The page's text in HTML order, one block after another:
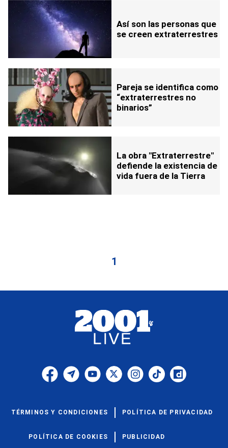
Así son las personas que
se creen extraterrestres
Pareja se identifica como
“extraterrestres no
binarios”
La obra "Extraterrestre"
defiende la existencia de
vida fuera de la Tierra
1
TÉRMINOS Y CONDICIONES POLÍTICA DE PRIVACIDAD
POLÍTICA DE COOKIES PUBLICIDAD